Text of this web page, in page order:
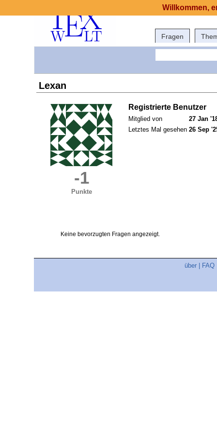
Fragen
Lexan
-1
Punkte
Registrierte Benutzer
Mitglied von
27 Jan
Letztes Mal gesehen 26 Sep
Keine bevorzugten Fragen angezeigt.
über FAQ
Willkommen,